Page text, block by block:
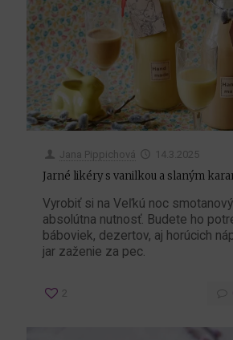
Jana Pippichová 14.3.2025
Jarné likéry s vanilkou a slaným
Vyrobiť si na Veľkú noc
absolútna nutnosť. Budete ho
báboviek, dezertov, aj horúcich
jar zaženie za pec.
2